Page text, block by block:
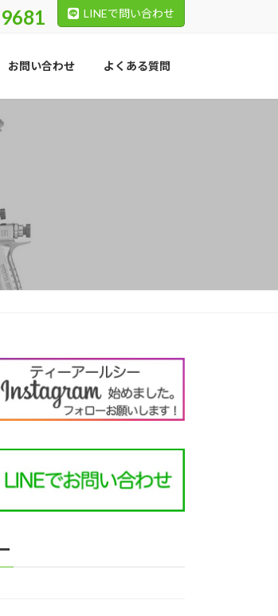
LINEで問い合わせ
お問い合わせ よくある質問